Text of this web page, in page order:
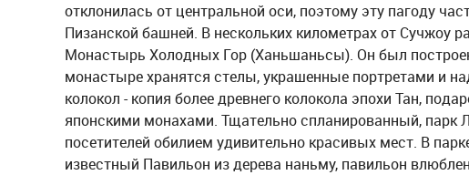
отклонилась от центральной оси, поэтому эту пагоду
Пизанской башней. В нескольких километрах от Сучжоу
Монастырь Холодных Гор (Ханьшаньсы). Он был
монастыре хранятся стелы, украшенные портретами и
колокол - копия более древнего колокола эпохи Тан,
японскими монахами. Тщательно спланированный, парк
посетителей обилием удивительно красивых мест. В
известный Павильон из дерева наньму, павильон